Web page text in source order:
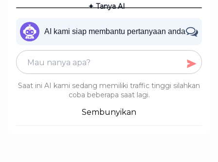
✦ Tanya AI
AI kami siap membantu pertanyaan anda
Saat ini AI kami sedang memiliki traffic tinggi silahkan
coba beberapa saat lagi.
Sembunyikan